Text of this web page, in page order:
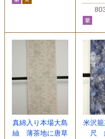
真綿入り本場大島
紬 薄茶地に唐草
米沢
尺